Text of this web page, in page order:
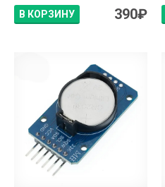
В КОРЗИНУ 390₽